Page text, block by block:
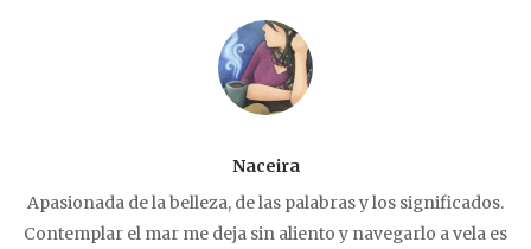
Naceira
Apasionada de la belleza, de las palabras y los significados.
Contemplar el mar me deja sin aliento y navegarlo a vela es